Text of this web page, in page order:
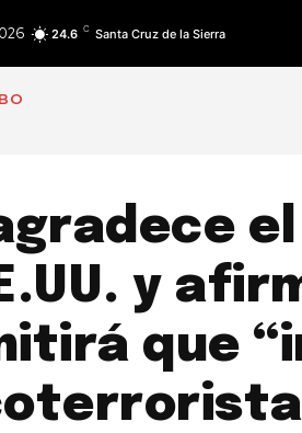
24.6 C Santa Cruz de la Sierra
BO
y
que